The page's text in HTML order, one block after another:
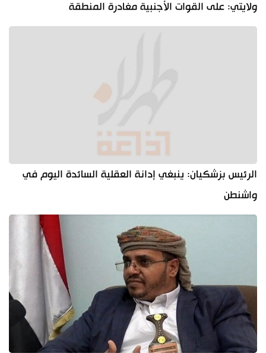
ولايتي: على القوات الأجنبية مغادرة المنطقة
الرئيس بزشكيان: ينبغي إدانة العقلية السائدة اليوم في
واشنطن